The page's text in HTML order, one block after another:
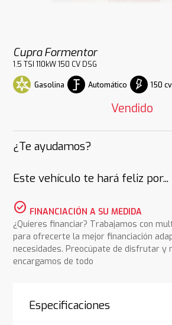
Cupra Formentor
1.5 TSI 110kW 150 CV DSG
Gasolina Automático 150 cv
Vendido
¿Te ayudamos?
Este vehículo te hará feliz por...
check_circle FINANCIACIÓN A SU MEDIDA
¿Quieres financiar? Trabajamos con
para ofrecerte la mejor financiación
necesidades. Preocúpate de disfrutar y
encargamos de todo
Especificaciones